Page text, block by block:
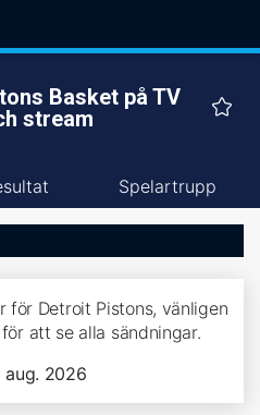
Basket på TV
stream
Spelartrupp
för Detroit Pistons, vänligen
för att se alla sändningar.
aug. 2026